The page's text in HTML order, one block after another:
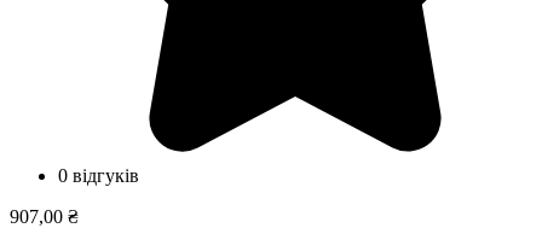
0 відгуків
907,00 ₴